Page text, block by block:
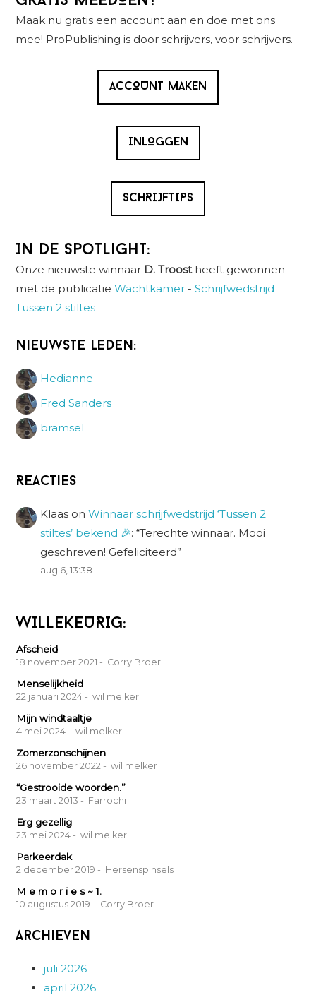
Sidebar
Maak nu gratis een account aan en doe met ons
mee! ProPublishing is door schrijvers, voor schrijvers.
ACCOUNT MAKEN
INLOGGEN
SCHRIJFTIPS
In de spotlight:
Onze nieuwste winnaar D. Troost heeft gewonnen
met de publicatieWachtkamer -Schrijfwedstrijd
Tussen 2 stiltes
Nieuwste leden:
Hedianne
Fred Sanders
bramsel
Reacties
Klaas onWinnaar schrijfwedstrijd ‘Tussen 2
stiltes’ bekend 🎉: “Terechte winnaar. Mooi
geschreven! Gefeliciteerd”
aug 6, 13:38
WILLEKEURIG:
Afscheid
18 november 2021 - Corry Broer
Menselijkheid
22 januari 2024 - wil melker
Mijn windtaaltje
4 mei 2024 - wil melker
Zomerzonschijnen
26 november 2022 - wil melker
“Gestrooide woorden.”
23 maart 2013 - Farrochi
Erg gezellig
23 mei 2024 - wil melker
Parkeerdak
2 december 2019 - Hersenspinsels
M e m o r i e s ~ 1.
10 augustus 2019 - Corry Broer
Archieven
juli 2026
april 2026